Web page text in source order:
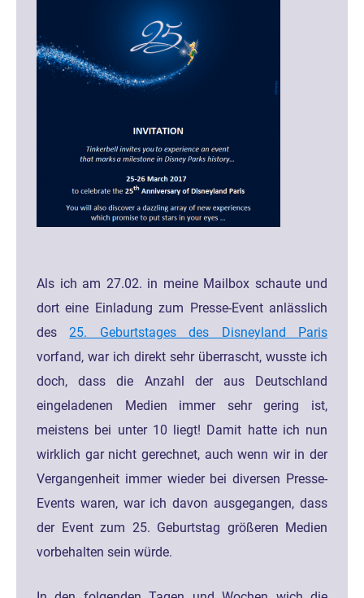
Als ich am 27.02. in meine Mailbox schaute und
dort eine Einladung zum Presse-Event anlässlich
des25. Geburtstages des Disneyland Paris
vorfand, war ich direkt sehr überrascht, wusste ich
doch, dass die Anzahl der aus Deutschland
eingeladenen Medien immer sehr gering ist,
meistens bei unter 10 liegt! Damit hatte ich nun
wirklich gar nicht gerechnet, auch wenn wir in der
Vergangenheit immer wieder bei diversen Presse-
Events waren, war ich davon ausgegangen, dass
der Event zum 25. Geburtstag größeren Medien
vorbehalten sein würde.